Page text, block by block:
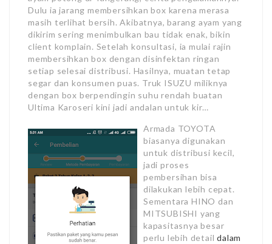
Dulu ia jarang membersihkan box karena merasa
masih terlihat bersih. Akibatnya, barang ayam yang
dikirim sering menimbulkan bau tidak enak, bikin
client komplain. Setelah konsultasi, ia mulai rajin
membersihkan box dengan disinfektan ringan
setiap selesai distribusi. Hasilnya, muatan tetap
segar dan konsumen puas. Truk ISUZU miliknya
dengan box berpendingin suhu rendah buatan
Ultima Karoseri kini jadi andalan untuk kir…
Armada TOYOTA
biasanya digunakan
untuk distribusi kecil,
jadi proses
pembersihan bisa
dilakukan lebih cepat.
Sementara HINO dan
MITSUBISHI yang
kapasitasnya besar
perlu lebih detaildalam